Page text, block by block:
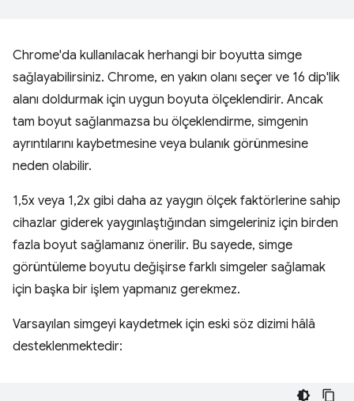
Chrome'da kullanılacak herhangi bir boyutta simge
sağlayabilirsiniz. Chrome, en yakın olanı seçer ve 16 dip'lik
alanı doldurmak için uygun boyuta ölçeklendirir. Ancak
tam boyut sağlanmazsa bu ölçeklendirme, simgenin
ayrıntılarını kaybetmesine veya bulanık görünmesine
neden olabilir.
1,5x veya 1,2x gibi daha az yaygın ölçek faktörlerine sahip
cihazlar giderek yaygınlaştığından simgeleriniz için birden
fazla boyut sağlamanız önerilir. Bu sayede, simge
görüntüleme boyutu değişirse farklı simgeler sağlamak
için başka bir işlem yapmanız gerekmez.
Varsayılan simgeyi kaydetmek için eski söz dizimi hâlâ
desteklenmektedir: